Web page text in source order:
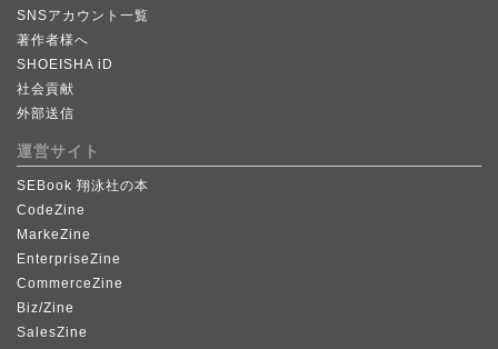
SNSアカウント一覧
著作者様へ
SHOEISHA iD
社会貢献
外部送信
運営サイト
SEBook 翔泳社の本
CodeZine
MarkeZine
EnterpriseZine
CommerceZine
Biz/Zine
SalesZine